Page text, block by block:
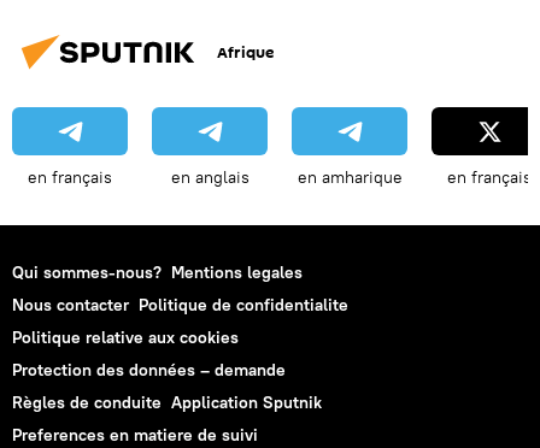
Afrique
en français en anglais en amharique en français
Qui sommes-nous? Mentions legales
Nous contacter Politique de confidentialite
Politique relative aux cookies
Protection des données – demande
Règles de conduite Application Sputnik
Preferences en matiere de suivi